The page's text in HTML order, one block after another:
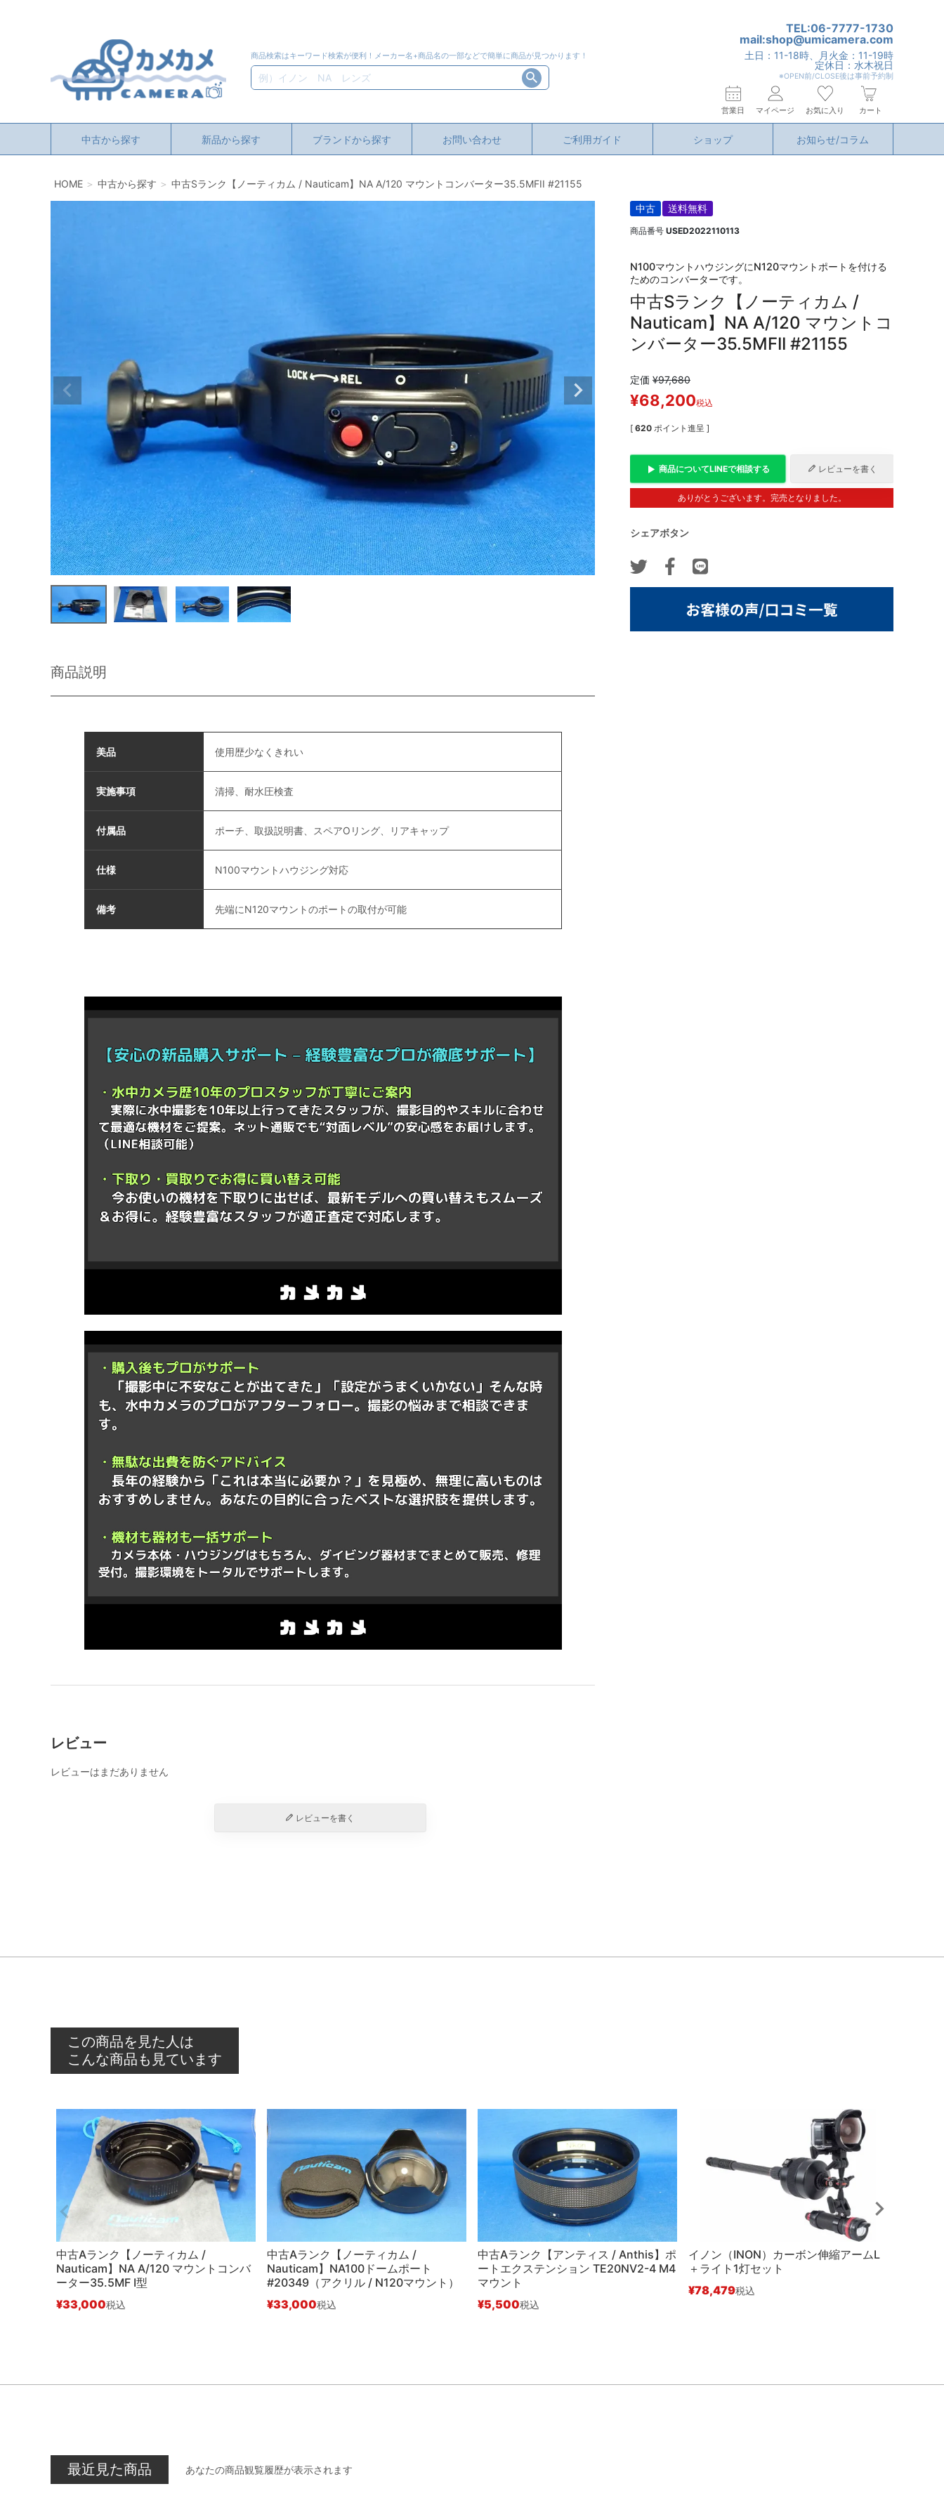
商品検索はキーワード検索が便利！メーカー名+商品名の一部などで簡単に商品が見つかります！
検索
TEL:06-7777-1730
mail:shop@umicamera.com
土日：11-18時、月火金：11-19時
定休日：水木祝日
※OPEN前/CLOSE後は事前予約制
営業日 マイページ お気に入り カート
中古から探す 新品から探す ブランドから探す お問い合わせ ご利用ガイド ショップ お知らせ/コラム
HOME 中古から探す 中古Sランク【ノーティカム / Nauticam】NA A/120 マウントコンバーター35.5MFII #21155
商品説明
美品 使用歴少なくきれい
実施事項 清掃、耐水圧検査
付属品 ポーチ、取扱説明書、スペアOリング、リアキャップ
仕様 N100マウントハウジング対応
備考 先端にN120マウントのポートの取付が可能
レビュー
レビューはまだありません
レビューを書く
中古 送料無料
商品番号 USED2022110113
N100マウントハウジングにN120マウントポートを付ける
ためのコンバーターです。
中古Sランク【ノーティカム /
Nauticam】NA A/120 マウントコ
ンバーター35.5MFII #21155
定価 ¥97,680
¥68,200税込
[ 620 ポイント進呈 ]
商品についてLINEで相談する レビューを書く
ありがとうございます。完売となりました。
シェアボタン
この商品を見た人は
こんな商品も見ています
中古Aランク【ノーティカム /
Nauticam】NA A/120 マウントコンバ
ーター35.5MF I型
¥33,000税込
中古Aランク【ノーティカム /
Nauticam】NA100ドームポート
#20349（アクリル / N120マウント）
¥33,000税込
中古Aランク【アンティス / Anthis】ポ
ートエクステンション TE20NV2-4 M4
マウント
¥5,500税込
イノン（INON）カーボン伸縮アームL
＋ライト1灯セット
¥78,479税込
最近見た商品 あなたの商品観覧履歴が表示されます